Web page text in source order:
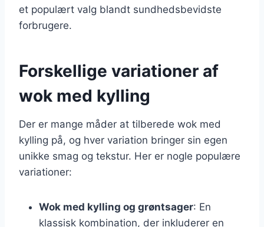
et populært valg blandt sundhedsbevidste
forbrugere.
Forskellige variationer af
wok med kylling
Der er mange måder at tilberede wok med
kylling på, og hver variation bringer sin egen
unikke smag og tekstur. Her er nogle populære
variationer:
Wok med kylling og grøntsager: En
klassisk kombination, der inkluderer en